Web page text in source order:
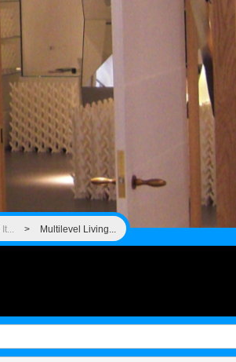
> Multilevel Living...